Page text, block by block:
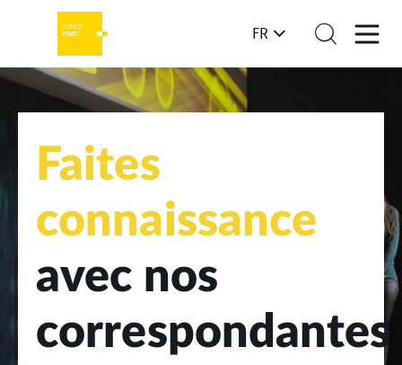
FR
Faites
connaissance
avec nos
correspondantes